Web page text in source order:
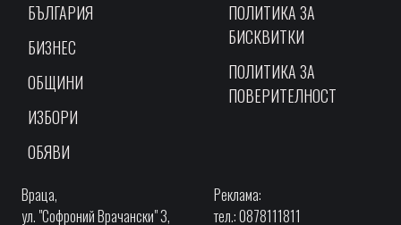
БЪЛГАРИЯ
БИЗНЕС
ОБЩИНИ
ИЗБОРИ
ОБЯВИ
ПОЛИТИКА ЗА
БИСКВИТКИ
ПОЛИТИКА ЗА
ПОВЕРИТЕЛНОСТ
Враца,
ул. "Софроний Врачански" 3,
Реклама:
тел.: 0878111811